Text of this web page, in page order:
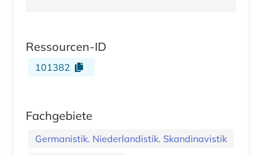
Ressourcen-ID
101382
Fachgebiete
Germanistik. Niederlandistik. Skandinavistik